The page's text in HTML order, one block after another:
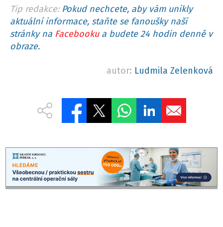
Tip redakce: Pokud nechcete, aby vám unikly
aktuální informace, staňte se fanoušky naší
stránky na Facebookua budete 24 hodin denně v
obraze.
autor: Ludmila Zelenková